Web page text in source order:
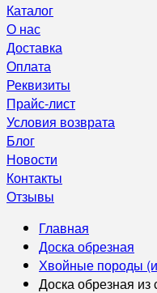
Каталог
О нас
Доставка
Оплата
Реквизиты
Прайс-лист
Условия возврата
Блог
Новости
Контакты
Отзывы
Главная
Доска обрезная
Хвойные породы
Доска обрезная